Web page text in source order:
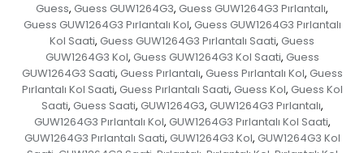
Guess, Guess GUW1264G3, Guess GUW1264G3 Pırlantalı,
Guess GUW1264G3 Pırlantalı Kol, Guess GUW1264G3 Pırlantalı
Kol Saati, Guess GUW1264G3 Pırlantalı Saati, Guess
GUW1264G3 Kol, Guess GUW1264G3 Kol Saati, Guess
GUW1264G3 Saati, Guess Pırlantalı, Guess Pırlantalı Kol, Guess
Pırlantalı Kol Saati, Guess Pırlantalı Saati, Guess Kol, Guess Kol
Saati, Guess Saati, GUW1264G3, GUW1264G3 Pırlantalı,
GUW1264G3 Pırlantalı Kol, GUW1264G3 Pırlantalı Kol Saati,
GUW1264G3 Pırlantalı Saati, GUW1264G3 Kol, GUW1264G3 Kol